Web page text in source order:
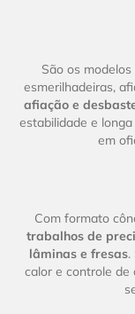
São os
esmerilhadeiras,
afiação e
estabilidade e
em
Com formato
trabalhos de
lâminas e fresas.
calor e controle de